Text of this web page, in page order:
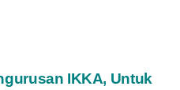
IKKA, Untuk